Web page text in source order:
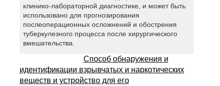
клинико-лабораторной диагностике, и может быть
использовано для прогнозирования
послеоперационных осложнений и обострения
туберкулезного процесса после хирургического
вмешательства.
Способ обнаружения и
идентификации взрывчатых и наркотических
веществ и устройство для его